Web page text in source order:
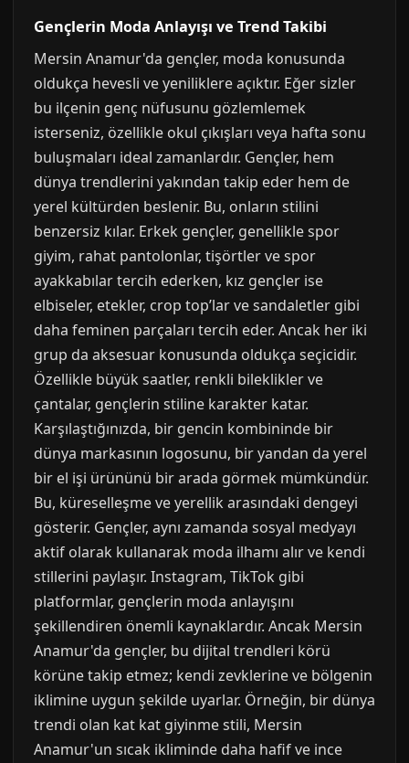
Gençlerin Moda Anlayışı ve Trend Takibi
Mersin Anamur'da gençler, moda konusunda
oldukça hevesli ve yeniliklere açıktır. Eğer sizler
bu ilçenin genç nüfusunu gözlemlemek
isterseniz, özellikle okul çıkışları veya hafta sonu
buluşmaları ideal zamanlardır. Gençler, hem
dünya trendlerini yakından takip eder hem de
yerel kültürden beslenir. Bu, onların stilini
benzersiz kılar. Erkek gençler, genellikle spor
giyim, rahat pantolonlar, tişörtler ve spor
ayakkabılar tercih ederken, kız gençler ise
elbiseler, etekler, crop top’lar ve sandaletler gibi
daha feminen parçaları tercih eder. Ancak her iki
grup da aksesuar konusunda oldukça seçicidir.
Özellikle büyük saatler, renkli bileklikler ve
çantalar, gençlerin stiline karakter katar.
Karşılaştığınızda, bir gencin kombininde bir
dünya markasının logosunu, bir yandan da yerel
bir el işi ürününü bir arada görmek mümkündür.
Bu, küreselleşme ve yerellik arasındaki dengeyi
gösterir. Gençler, aynı zamanda sosyal medyayı
aktif olarak kullanarak moda ilhamı alır ve kendi
stillerini paylaşır. Instagram, TikTok gibi
platformlar, gençlerin moda anlayışını
şekillendiren önemli kaynaklardır. Ancak Mersin
Anamur'da gençler, bu dijital trendleri körü
körüne takip etmez; kendi zevklerine ve bölgenin
iklimine uygun şekilde uyarlar. Örneğin, bir dünya
trendi olan kat kat giyinme stili, Mersin
Anamur'un sıcak ikliminde daha hafif ve ince